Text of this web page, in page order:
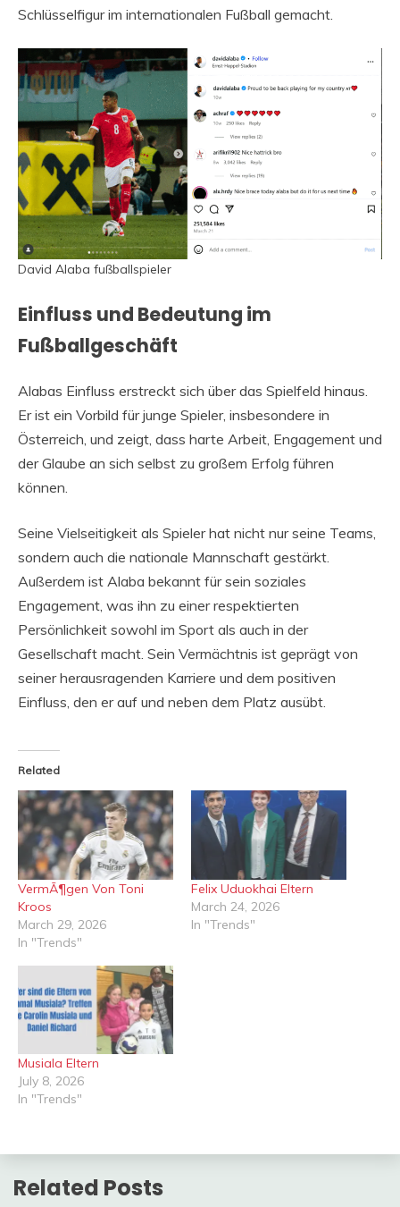
Schlüsselfigur im internationalen Fußball gemacht.
David Alaba fußballspieler
Einfluss und Bedeutung im
Fußballgeschäft
Alabas Einfluss erstreckt sich über das Spielfeld hinaus.
Er ist ein Vorbild für junge Spieler, insbesondere in
Österreich, und zeigt, dass harte Arbeit, Engagement und
der Glaube an sich selbst zu großem Erfolg führen
können.
Seine Vielseitigkeit als Spieler hat nicht nur seine Teams,
sondern auch die nationale Mannschaft gestärkt.
Außerdem ist Alaba bekannt für sein soziales
Engagement, was ihn zu einer respektierten
Persönlichkeit sowohl im Sport als auch in der
Gesellschaft macht. Sein Vermächtnis ist geprägt von
seiner herausragenden Karriere und dem positiven
Einfluss, den er auf und neben dem Platz ausübt.
Related
VermÃ¶gen Von Toni
Kroos
March 29, 2026
In "Trends"
Felix Uduokhai Eltern
March 24, 2026
In "Trends"
Musiala Eltern
July 8, 2026
In "Trends"
Related Posts